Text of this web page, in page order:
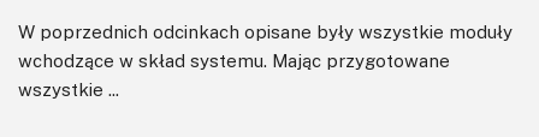
W poprzednich odcinkach opisane były wszystkie moduły
wchodzące w skład systemu. Mając przygotowane
wszystkie ...